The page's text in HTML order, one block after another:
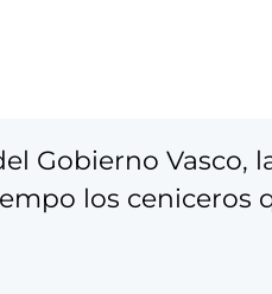
Gobierno Vasco,
los ceniceros